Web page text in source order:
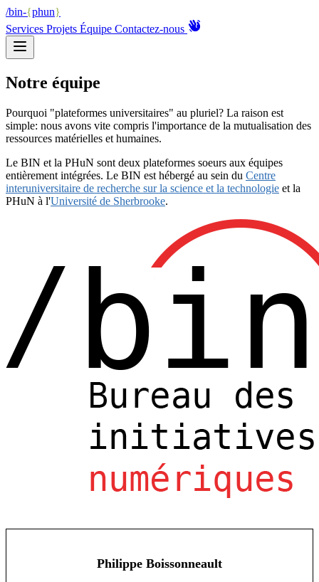
/bin-{phun}
Services Projets Équipe Contactez-nous
Notre équipe
Pourquoi "plateformes universitaires" au pluriel? La raison est
simple: nous avons vite compris l'importance de la mutualisation des
ressources matérielles et humaines.
Le BIN et la PHuN sont deux plateformes soeurs aux équipes
entièrement intégrées. Le BIN est hébergé au sein du Centre
interuniversitaire de recherche sur la science et la technologie et la
PHuN à l'Université de Sherbrooke.
Philippe Boissonneault